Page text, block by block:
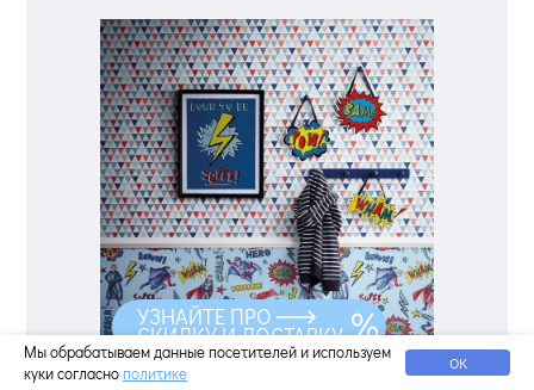
Мы обрабатываем данные посетителей и используем
куки согласно политике ОК
УЗНАЙТЕ ПРО
СКИДКУ И ДОСТАВКУ